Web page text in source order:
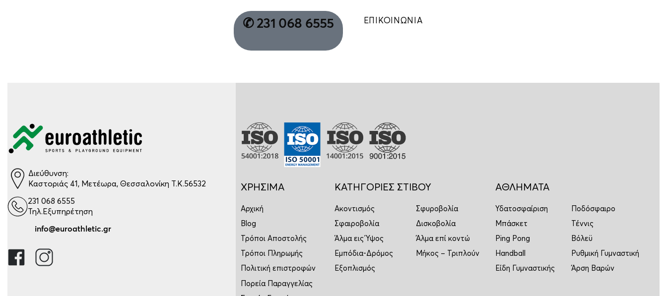
✆ 231 068 6555 ΕΠΙΚΟΙΝΩΝΙΑ
Διεύθυνση:
Καστοριάς 41, Μετέωρα, Θεσσαλονίκη Τ.Κ.56532
231 068 6555
Τηλ.Εξυπηρέτηση
info@euroathletic.gr
ΧΡΗΣΙΜΑ
Αρχική
Blog
Τρόποι Αποστολής
Τρόποι Πληρωμής
Πολιτική επιστροφών
Πορεία Παραγγελίας
ΚΑΤΗΓΟΡΙΕΣ ΣΤΙΒΟΥ
Ακοντισμός
Σφυροβολία
Σφαιροβολία
Δισκοβολία
Άλμα εις Ύψος
Άλμα επί κοντώ
Εμπόδια-Δρόμος
Μήκος – Τριπλούν
Εξοπλισμός
ΑΘΛΗΜΑΤΑ
Υδατοσφαίριση
Ποδόσφαιρο
Μπάσκετ
Τέννις
Ping Pong
Βόλεϋ
Handball
Ρυθμική Γυμναστική
Είδη Γυμναστικής
Άρση Βαρών